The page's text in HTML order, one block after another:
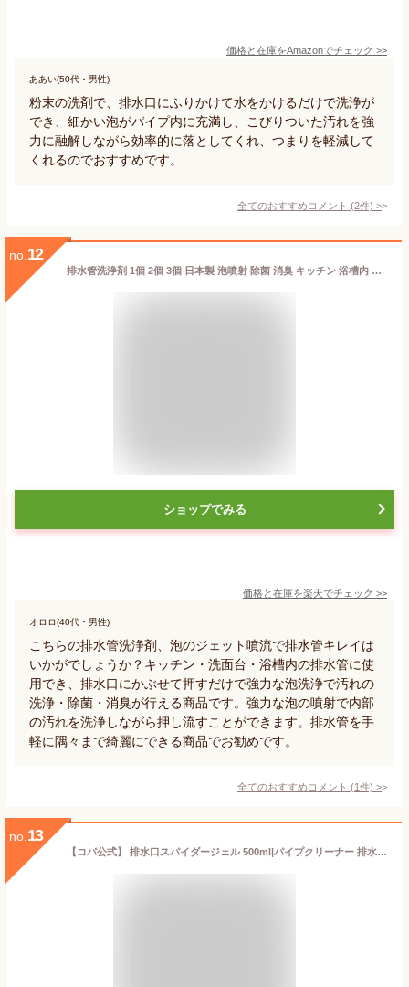
価格と在庫をAmazonでチェック >>
ああい(50代・男性)
粉末の洗剤で、排水口にふりかけて水をかけるだけで洗浄が
でき、細かい泡がパイプ内に充満し、こびりついた汚れを強
力に融解しながら効率的に落としてくれ、つまりを軽減して
くれるのでおすすめです。
全てのおすすめコメント (2件) >
no. 12
排水管洗浄剤 1個 2個 3個 日本製 泡噴射 除菌 消臭 キッチン 浴槽内 洗面台 排水管 掃除 洗浄 洗浄剤 洗浄液 泡のジェット噴流 浴室 お風呂 排水口 排水溝 おすすめ 便利 洗剤 lifeup ライフアップ 送料無料
ショップでみる
価格と在庫を楽天でチェック >>
オロロ(40代・男性)
こちらの排水管洗浄剤、泡のジェット噴流で排水管キレイは
いかがでしょうか？キッチン・洗面台・浴槽内の排水管に使
用でき、排水口にかぶせて押すだけで強力な泡洗浄で汚れの
洗浄・除菌・消臭が行える商品です。強力な泡の噴射で内部
の汚れを洗浄しながら押し流すことができます。排水管を手
軽に隅々まで綺麗にできる商品でお勧めです。
全てのおすすめコメント (1件) >
no. 13
【コパ公式】 排水口スパイダージェル 500ml|パイプクリーナー 排水口クリーナー 排水口 排水溝 詰まり つまり 解消 パイプ ヌメリ取り ヌメリ ぬめり におい 臭い ニオイ カビ 除菌 お風呂 浴室 風呂 キッチン シンク 洗面台 洗面所 洗剤 掃除 大掃除